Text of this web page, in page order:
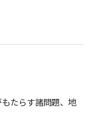
たらす諸問題、地